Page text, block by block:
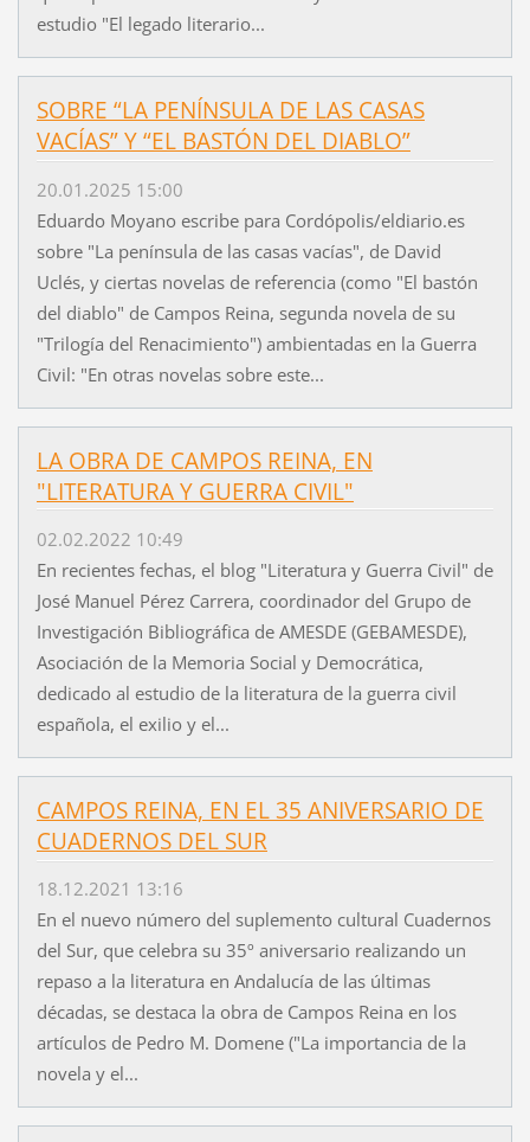
estudio "El legado literario...
SOBRE “LA PENÍNSULA DE LAS CASAS
VACÍAS” Y “EL BASTÓN DEL DIABLO”
20.01.2025 15:00
Eduardo Moyano escribe para Cordópolis/eldiario.es
sobre "La península de las casas vacías", de David
Uclés, y ciertas novelas de referencia (como "El bastón
del diablo" de Campos Reina, segunda novela de su
"Trilogía del Renacimiento") ambientadas en la Guerra
Civil: "En otras novelas sobre este...
LA OBRA DE CAMPOS REINA, EN
"LITERATURA Y GUERRA CIVIL"
02.02.2022 10:49
En recientes fechas, el blog "Literatura y Guerra Civil" de
José Manuel Pérez Carrera, coordinador del Grupo de
Investigación Bibliográfica de AMESDE (GEBAMESDE),
Asociación de la Memoria Social y Democrática,
dedicado al estudio de la literatura de la guerra civil
española, el exilio y el...
CAMPOS REINA, EN EL 35 ANIVERSARIO DE
CUADERNOS DEL SUR
18.12.2021 13:16
En el nuevo número del suplemento cultural Cuadernos
del Sur, que celebra su 35º aniversario realizando un
repaso a la literatura en Andalucía de las últimas
décadas, se destaca la obra de Campos Reina en los
artículos de Pedro M. Domene ("La importancia de la
novela y el...